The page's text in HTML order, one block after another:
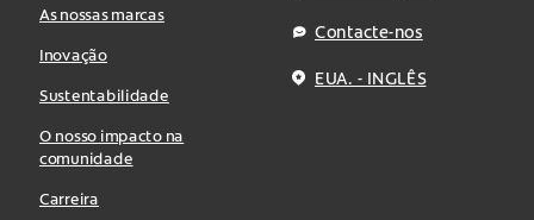
As nossas marcas
Inovação
Sustentabilidade
O nosso impacto na
comunidade
Carreira
Contacte-nos
EUA. - INGLÊS